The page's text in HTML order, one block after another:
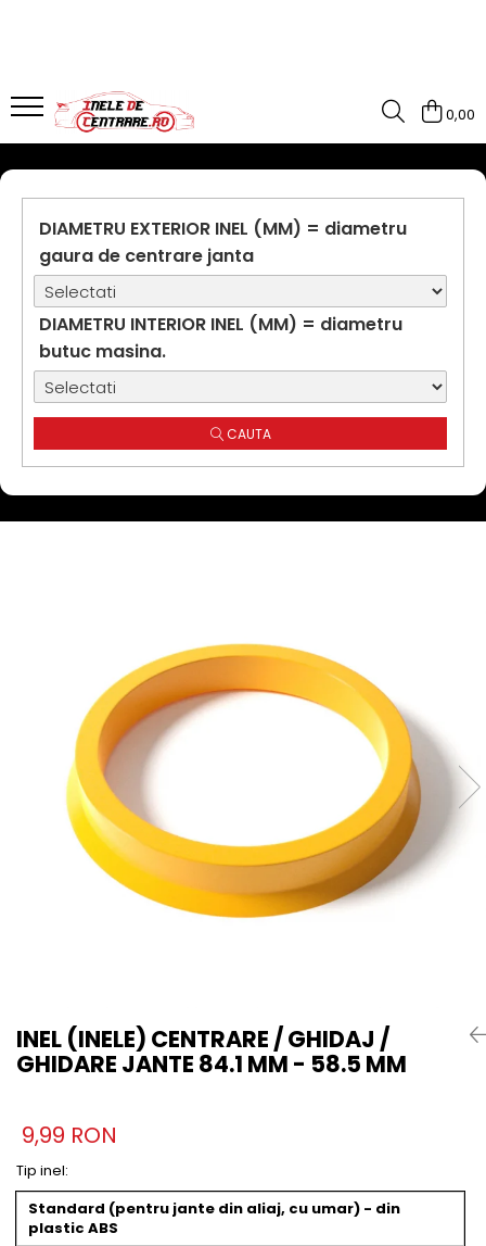
0,00
DIAMETRU EXTERIOR INEL (MM) = diametru
gaura de centrare janta
DIAMETRU INTERIOR INEL (MM) = diametru
butuc masina.
CAUTA
INEL (INELE) CENTRARE / GHIDAJ /
GHIDARE JANTE 84.1 MM - 58.5 MM
9,99 RON
Tip inel:
Standard (pentru jante din aliaj, cu umar) - din
plastic ABS